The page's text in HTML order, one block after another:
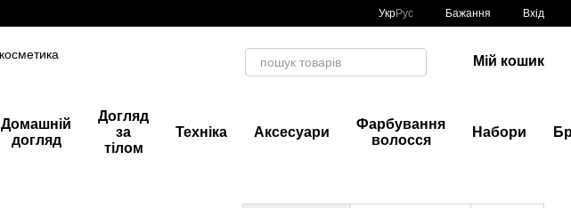
УкрРус Бажання Вхід
Мій кошик
Домашній
догляд
Догляд
за
тілом
Техніка Аксесуари
Фарбування
волосся
Набори